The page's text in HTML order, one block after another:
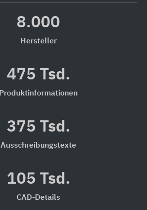
8.000
Hersteller
475 Tsd.
Produktinformationen
375 Tsd.
Ausschreibungstexte
105 Tsd.
CAD-Details